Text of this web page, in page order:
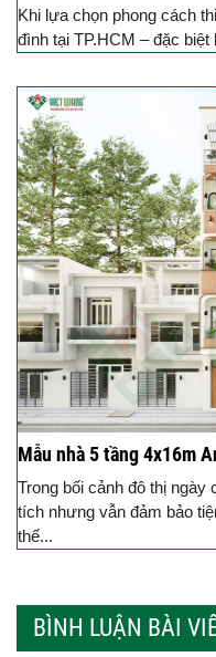
Khi lựa chọn phong cách
đình tại TP.HCM – đặc
Mẫu nhà 5 tầng 4x16m
Trong bối cảnh đô thị ngày
tích nhưng vẫn đảm bảo
thế...
BÌNH LUẬN BÀI